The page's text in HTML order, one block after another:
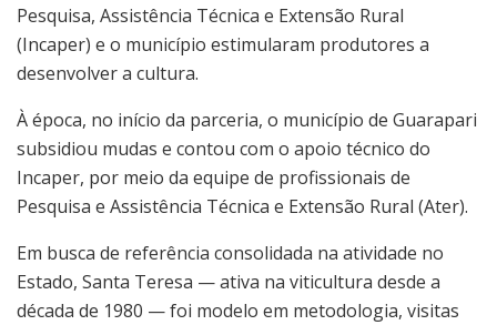
Pesquisa, Assistência Técnica e Extensão Rural
(Incaper) e o município estimularam produtores a
desenvolver a cultura.
À época, no início da parceria, o município de Guarapari
subsidiou mudas e contou com o apoio técnico do
Incaper, por meio da equipe de profissionais de
Pesquisa e Assistência Técnica e Extensão Rural (Ater).
Em busca de referência consolidada na atividade no
Estado, Santa Teresa — ativa na viticultura desde a
década de 1980 — foi modelo em metodologia, visitas